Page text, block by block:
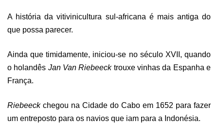
A história da vitivinicultura sul-africana é mais antiga do
que possa parecer.
Ainda que timidamente, iniciou-se no século XVII, quando
o holandês Jan Van Riebeecktrouxe vinhas da Espanha e
França.
Riebeeckchegou na Cidade do Cabo em 1652 para fazer
um entreposto para os navios que iam para a Indonésia.